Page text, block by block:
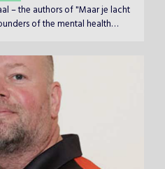
– the authors of "Maar je lacht
of the mental health
bring real-world experience